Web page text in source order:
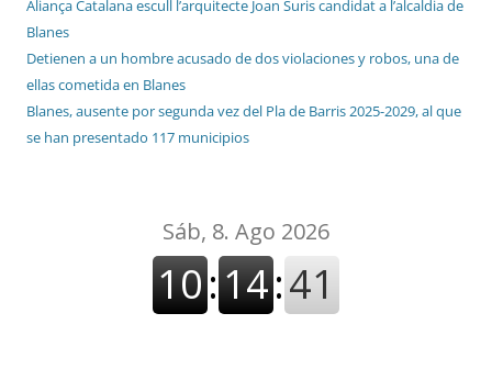
Aliança Catalana escull l’arquitecte Joan Suris candidat a l’alcaldia de
Blanes
Detienen a un hombre acusado de dos violaciones y robos, una de
ellas cometida en Blanes
Blanes, ausente por segunda vez del Pla de Barris 2025-2029, al que
se han presentado 117 municipios